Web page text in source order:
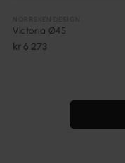
Victoria Ø45
kr 6 273